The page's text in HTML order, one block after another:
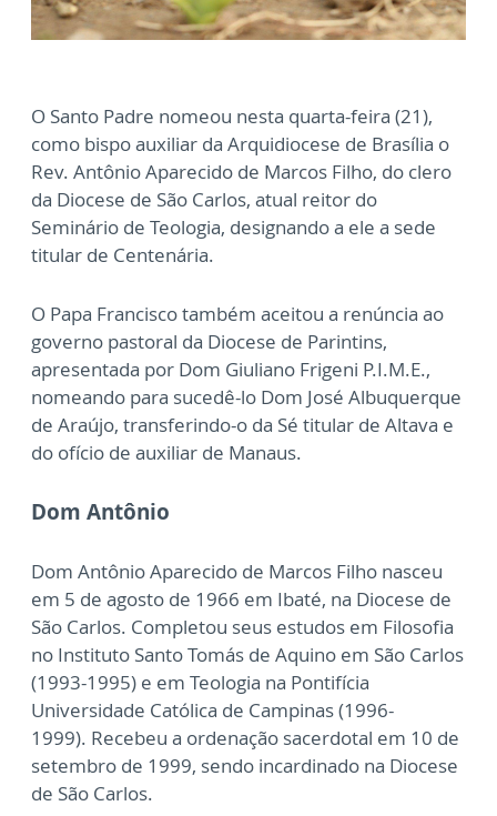
O Santo Padre nomeou nesta quarta-feira (21),
como bispo auxiliar da Arquidiocese de Brasília o
Rev. Antônio Aparecido de Marcos Filho, do clero
da Diocese de São Carlos, atual reitor do
Seminário de Teologia, designando a ele a sede
titular de Centenária.
O Papa Francisco também aceitou a renúncia ao
governo pastoral da Diocese de Parintins,
apresentada por Dom Giuliano Frigeni P.I.M.E.,
nomeando para sucedê-lo Dom José Albuquerque
de Araújo, transferindo-o da Sé titular de Altava e
do ofício de auxiliar de Manaus.
Dom Antônio
Dom Antônio Aparecido de Marcos Filho nasceu
em 5 de agosto de 1966 em Ibaté, na Diocese de
São Carlos. Completou seus estudos em Filosofia
no Instituto Santo Tomás de Aquino em São Carlos
(1993-1995) e em Teologia na Pontifícia
Universidade Católica de Campinas (1996-
1999). Recebeu a ordenação sacerdotal em 10 de
setembro de 1999, sendo incardinado na Diocese
de São Carlos.